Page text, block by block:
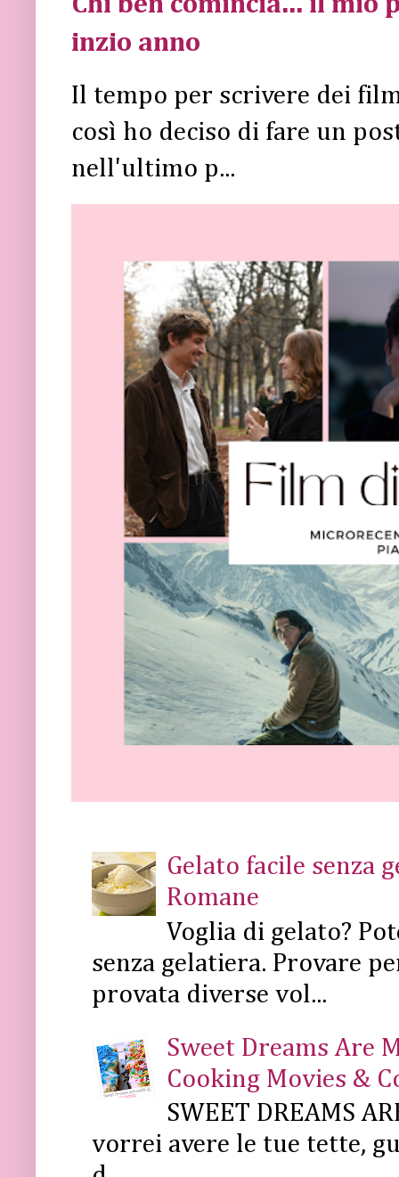
inzio anno
Il tempo per scrivere dei
così ho deciso di fare un
nell'ultimo p...
Gelato facile senza
Romane
Voglia di gelato?
senza gelatiera. Provare
provata diverse vol...
Sweet Dreams Are
Cooking Movies &
SWEET DREAMS
vorrei avere le tue tette,